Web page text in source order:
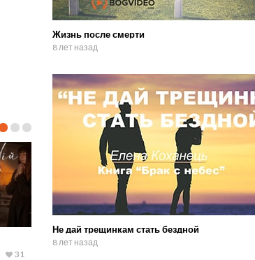
31
Жизнь после смерти
8 лет назад
Не дай трещинкам стать бездной
8 лет назад